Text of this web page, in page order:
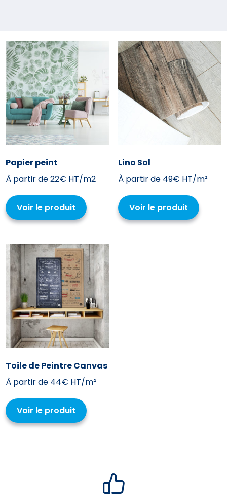
Papier peint
À partir de22€ HT/m2
Voir le produit
Lino Sol
À partir de 49€ HT/m²
Voir le produit
Toile de Peintre Canvas
À partir de 44€ HT/m²
Voir le produit